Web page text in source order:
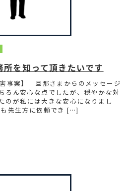
を知って頂きたいです
事案】 旦那さまからのメッセージ
ろん安心な点でしたが、穏やかな対
のが私には大きな安心になりまし
先生方に依頼でき […]